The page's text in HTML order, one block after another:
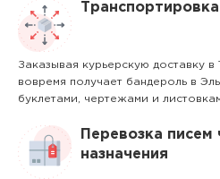
Заказывая курьерскую доставку в
вовремя получает бандероль в
буклетами, чертежами и
Перевозка писем
назначения